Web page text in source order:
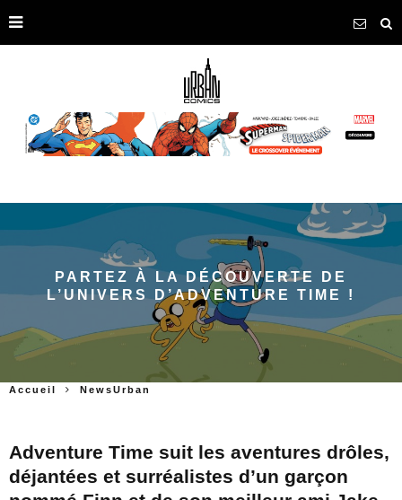
PARTEZ À LA DÉCOUVERTE DE
L’UNIVERS D’ADVENTURE TIME !
Accueil NewsUrban
Adventure Time suit les aventures drôles,
déjantées et surréalistes d’un garçon